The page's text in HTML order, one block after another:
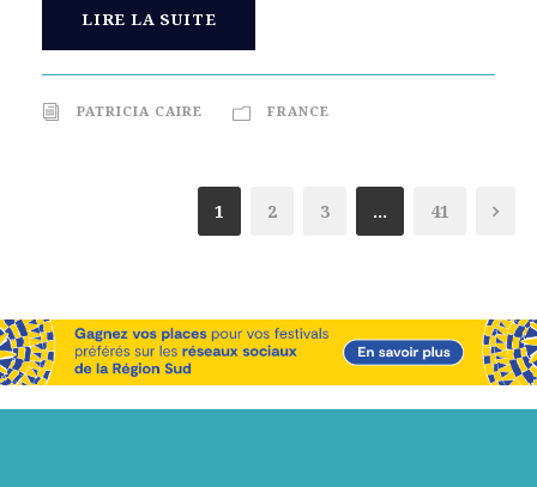
LIRE LA SUITE
PATRICIA CAIRE FRANCE
1 2 3 … 41